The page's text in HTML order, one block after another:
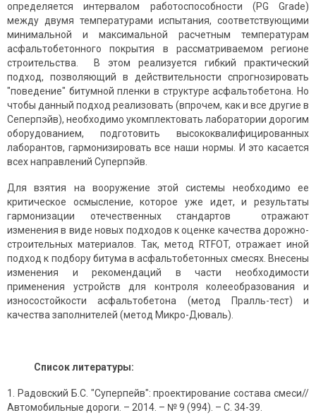
определяется интервалом работоспособности (PG Grade)
между двумя температурами испытания, соответствующими
минимальной и максимальной расчетным температурам
асфальтобетонного покрытия в рассматриваемом регионе
строительства. В этом реализуется гибкий практический
подход, позволяющий в действительности спрогнозировать
"поведение" битумной пленки в структуре асфальтобетона. Но
чтобы данный подход реализовать (впрочем, как и все другие в
Сеперпэйв), необходимо укомплектовать лаборатории дорогим
оборудованием, подготовить высококвалифицированных
лаборантов, гармонизировать все наши нормы. И это касается
всех направлений Суперпэйв.
Для взятия на вооружение этой системы необходимо ее
критическое осмысление, которое уже идет, и результаты
гармонизации отечественных стандартов отражают
изменения в виде новых подходов к оценке качества дорожно-
строительных материалов. Так, метод RTFOT, отражает иной
подход к подбору битума в асфальтобетонных смесях. Внесены
изменения и рекомендаций в части необходимости
применения устройств для контроля колееобразования и
износостойкости асфальтобетона (метод Пралль-тест) и
качества заполнителей (метод Микро-Дюваль).
Список литературы:
Радовский Б.С. "Суперпейв": проектирование состава смеси//
Автомобильные дороги. – 2014. – № 9 (994). – С. 34-39.